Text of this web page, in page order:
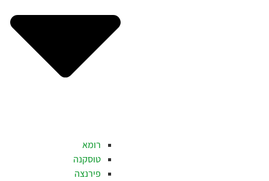
רומא
טוסקנה
פירנצה